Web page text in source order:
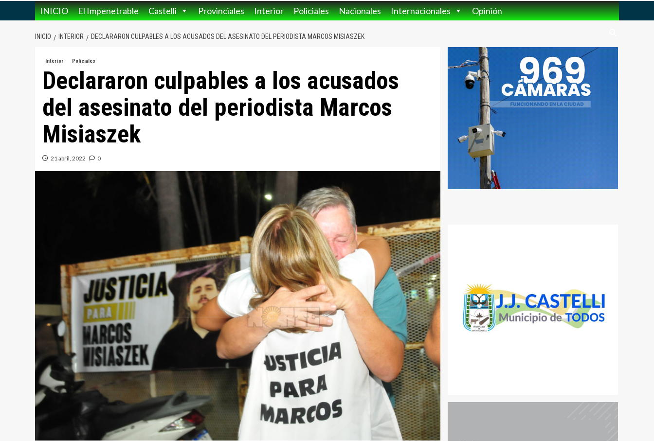
INICIO El Impenetrable Castelli Provinciales Interior Policiales Nacionales Internacionales Opinión
INICIO INTERIOR DECLARARON CULPABLES A LOS ACUSADOS DEL ASESINATO DEL PERIODISTA MARCOS MISIASZEK
Interior Policiales
Declararon culpables a los acusados
del asesinato del periodista Marcos
Misiaszek
21 abril, 2022 0